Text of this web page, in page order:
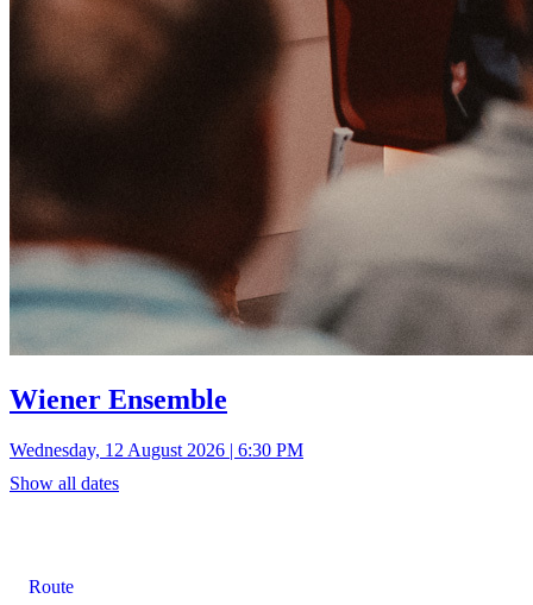
Wiener Ensemble
Wednesday, 12 August 2026 | 6:30 PM
Show all dates
Route